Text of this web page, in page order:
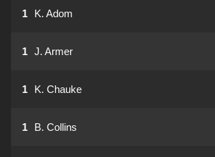
1 K. Adom
1 J. Armer
1 K. Chauke
1 B. Collins